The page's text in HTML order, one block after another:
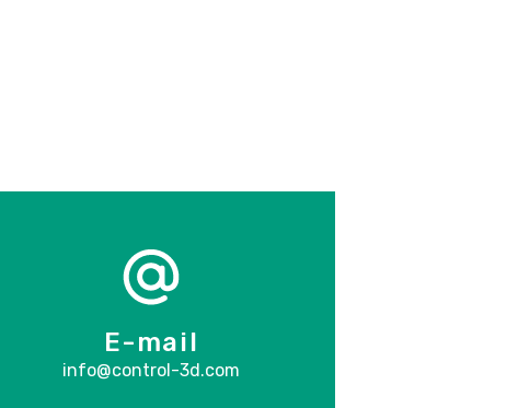
E-mail
info@control-3d.com